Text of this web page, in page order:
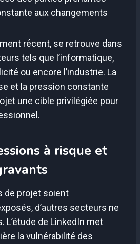
aux changements
récent, se retrouve dans
tels que l’informatique,
ou encore l’industrie. La
et la pression constante
une cible privilégiée pour
à risque et
de projet soient
d’autres secteurs ne
L’étude de LinkedIn met
la vulnérabilité des